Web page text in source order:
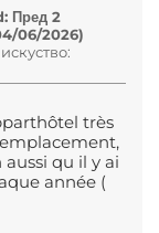
Пред 2
06/2026)
très
qu il y ai
année (